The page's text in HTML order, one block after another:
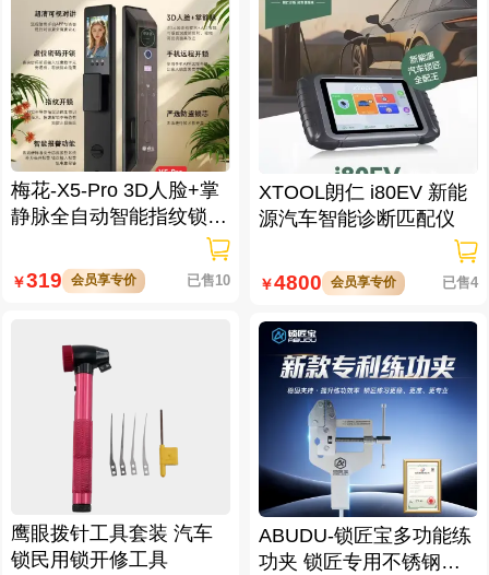
梅花-X5-Pro 3D人脸+掌
静脉全自动智能指纹锁
大屏可视对讲 虚位密码
防窥视
￥319 会员享专价 已售10
鹰眼拨针工具套装 汽车
锁民用锁开修工具
XTOOL朗仁 i80EV 新能
源汽车智能诊断匹配仪
￥4800 会员享专价 已售4
ABUDU-锁匠宝多功能练
功夹 锁匠专用不锈钢练